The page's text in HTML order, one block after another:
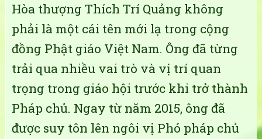
Hòa thượng Thích Trí Quảng không
phải là một cái tên mới lạ trong cộng
đồng Phật giáo Việt Nam. Ông đã từng
trải qua nhiều vai trò và vị trí quan
trọng trong giáo hội trước khi trở thành
Pháp chủ. Ngay từ năm 2015, ông đã
được suy tôn lên ngôi vị Phó pháp chủ